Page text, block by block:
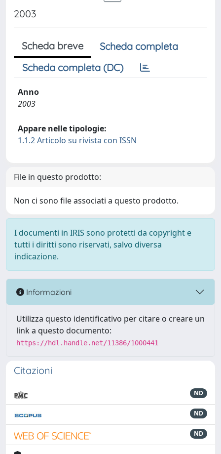
2003
Scheda breve
Scheda completa
Scheda completa (DC)
Anno
2003
Appare nelle tipologie:
1.1.2 Articolo su rivista con ISSN
File in questo prodotto:
Non ci sono file associati a questo prodotto.
I documenti in IRIS sono protetti da copyright e
tutti i diritti sono riservati, salvo diversa
indicazione.
Informazioni
Utilizza questo identificativo per citare o creare un
link a questo documento:
https://hdl.handle.net/11386/1000441
Citazioni
ND
ND
ND